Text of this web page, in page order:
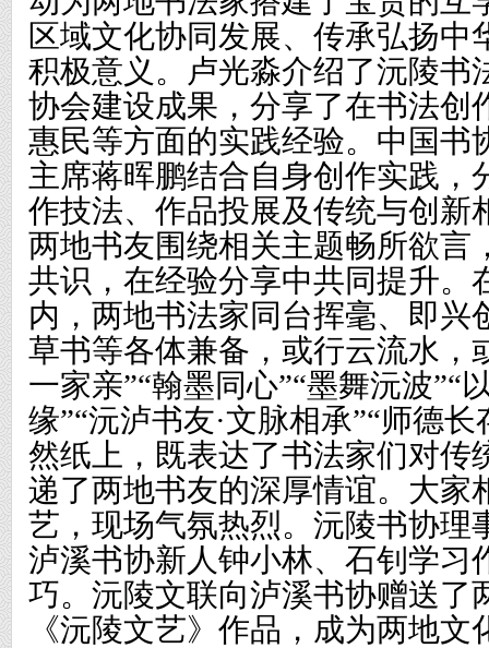
区域文化协同发展、传承弘扬中
积极意义。卢光淼介绍了沅陵书
协会建设成果，分享了在书法创
惠民等方面的实践经验。中国书
主席蒋晖鹏结合自身创作实践，
作技法、作品投展及传统与创新
两地书友围绕相关主题畅所欲言
共识，在经验分享中共同提升。
内，两地书法家同台挥毫、即兴
草书等各体兼备，或行云流水，
一家亲”“翰墨同心”“墨舞沅波”“
缘”“沅泸书友·文脉相承”“师德
然纸上，既表达了书法家们对传
递了两地书友的深厚情谊。大家
艺，现场气氛热烈。沅陵书协理
泸溪书协新人钟小林、石钊学习
巧。沅陵文联向泸溪书协赠送了
《沅陵文艺》作品，成为两地